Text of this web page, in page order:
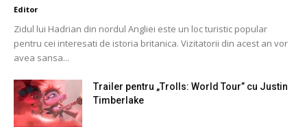
Editor
Zidul lui Hadrian din nordul Angliei este un loc turistic popular
pentru cei interesati de istoria britanica. Vizitatorii din acest an vor
avea sansa...
Trailer pentru „Trolls: World Tour” cu Justin
Timberlake